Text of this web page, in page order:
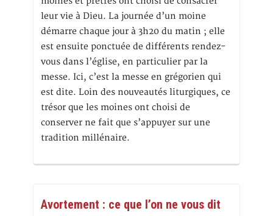
leur vie à Dieu. La journée d’un moine
démarre chaque jour à 3h20 du matin ; elle
est ensuite ponctuée de différents rendez-
vous dans l’église, en particulier par la
messe. Ici, c’est la messe en grégorien qui
est dite. Loin des nouveautés liturgiques, ce
trésor que les moines ont choisi de
conserver ne fait que s’appuyer sur une
tradition millénaire.
Avortement : ce que l’on ne vous dit